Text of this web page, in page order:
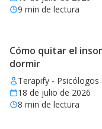
9 min de lectura
Cómo quitar el
dormir
Terapify - Psicólogos
18 de julio de 2026
8 min de lectura